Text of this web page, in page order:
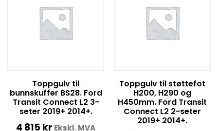
Toppgulv til
bunnskuffer BS28. Ford
Transit Connect L2 3-
seter 2019+ 2014+.
4 815 kr Ekskl. MVA
Toppgulv til støttefot
H200, H290 og
H450mm. Ford Transit
Connect L2 2-seter
2019+ 2014+.